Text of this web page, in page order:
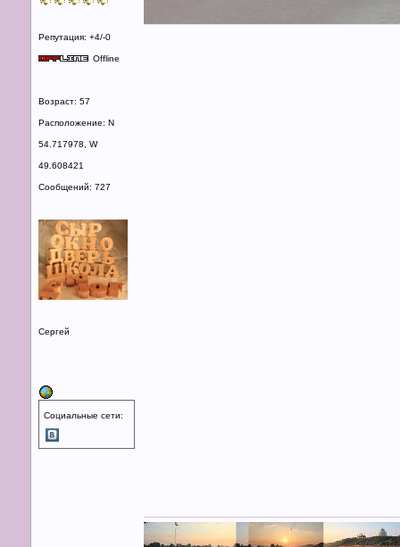
Репутация: +4/-0
Offline
Возраст: 57
Расположение: N
54.717978, W
49.608421
Сообщений: 727
Сергей
Социальные сети: